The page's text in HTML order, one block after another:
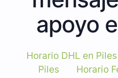
apoyo
Horario DHL en Piles
Piles
Horario